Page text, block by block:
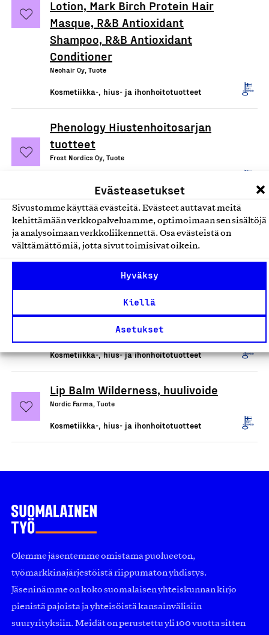
Evästeasetukset
Sivustomme käyttää evästeitä. Evästeet auttavat meitä
kehittämään verkkopalveluamme, optimoimaan sen sisältöjä
ja analysoimaan verkkoliikennettä. Osa evästeistä on
välttämättömiä, jotta sivut toimisivat oikein.
Hyväksy
Kiellä
Asetukset
Lotion, Mark Birch Protein Hair
Masque, R&B Antioxidant
Shampoo, R&B Antioxidant
Conditioner
Neohair Oy, Tuote
Kosmetiikka-, hius- ja ihonhoitotuotteet
Phenology Hiustenhoitosarjan
tuotteet
Frost Nordics Oy, Tuote
Balance Shampoo Bar,
palashampoo
Nordic Farma, Tuote
Balance Conditioner Bar,
hoitoainepala
Kosmetiikka-, hius- ja ihonhoitotuotteet
Lip Balm Wilderness, huulivoide
Nordic Farma, Tuote
Kosmetiikka-, hius- ja ihonhoitotuotteet
Olemme jäsentemme omistama puolueeton,
työmarkkinajärjestöistä riippumaton yhdistys.
Jäseninämme on koko suomalaisen yhteiskunnan kirjo
pienistä pajoista ja yhteisöistä kansainvälisiin
suuryrityksiin. Meidät on perustettu yli 100 vuotta sitten